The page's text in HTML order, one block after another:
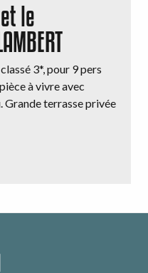
le
3*, pour 9 pers
à vivre avec
Grande terrasse privée